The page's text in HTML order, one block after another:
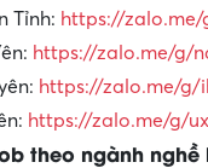
Tỉnh: https://zalo.me/
https://zalo.me/g/
https://zalo.me/g/
https://zalo.me/g/
theo ngành nghề